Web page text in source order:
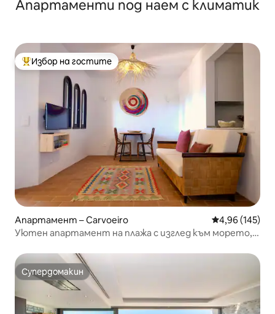
Апартаменти под наем с климатик
Най-популярен избор на гостите
Избор на гостите
Апартамент – Carvoeiro Средна
4,96 (145)
Уютен апартамент на плажа с изглед към морето,
Супердомакин
Супердомакин